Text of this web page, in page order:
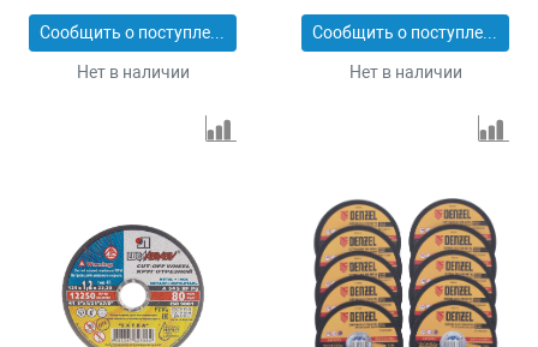
Сообщить о поступлении
Нет в наличии
Сообщить о поступлении
Нет в наличии